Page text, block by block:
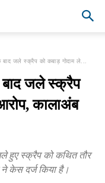
जले स्क्रैप को कबाड़ गोदाम ले...
बाद जले स्क्रैप
कालाअंब
हुए स्क्रैप को कथित तौर
केस दर्ज किया है।